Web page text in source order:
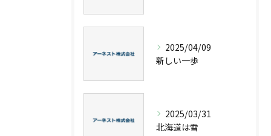
2025/04/09
新しい一歩
2025/03/31
北海道は雪